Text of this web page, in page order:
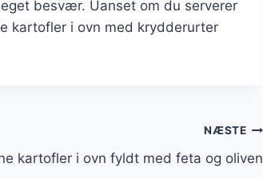
besvær. Uanset om du serverer
kartofler i ovn med krydderurter
NÆSTE
kartofler i ovn fyldt med feta og oliven